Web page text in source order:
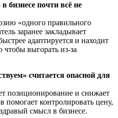
бизнесе почти всё не
«одного правильного
заранее закладывает
адаптируется и находит
чтобы выгорать из-за
считается опасной для
позиционирование и снижает
помогает контролировать цену,
смысл в бизнесе.